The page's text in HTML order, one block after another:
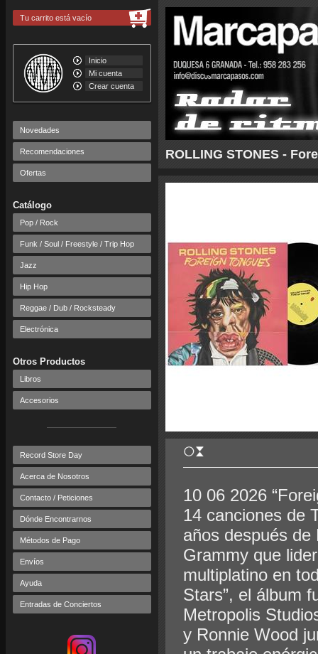
ROLLING STONES -
Tu carrito está vacío
Inicio
Mi cuenta
Crear cuenta
Novedades
Recomendaciones
Ofertas
Catálogo
Pop / Rock
Funk / Soul / Freestyle / Trip Hop
Jazz
Hip Hop
Reggae / Dub / Rocksteady
Electrónica
Otros Productos
Libros
Accesorios
Record Store Day
Acerca de Nosotros
Contacto / Peticiones
Dónde Encontrarnos
Métodos de Pago
Envíos
Ayuda
Entradas de Conciertos
10 06 2026
14 canciones de
años después de
Grammy que
multiplatino en
Stars”, el álbum
Metropolis
y Ronnie Wood